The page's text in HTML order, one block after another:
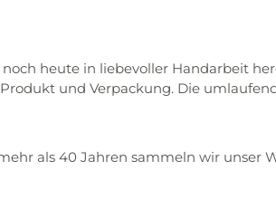
heute in liebevoller Handarbeit
und Verpackung. Die
als 40 Jahren sammeln wir